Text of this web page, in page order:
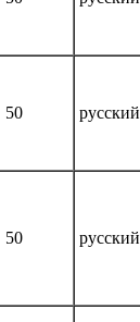
50 русский
50 русский